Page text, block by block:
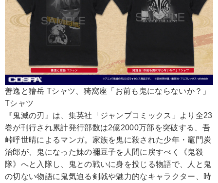
善逸と獪岳 Tシャツ、猗窩座「お前も鬼にならないか？」
Tシャツ
『鬼滅の刃』は、集英社「ジャンプコミックス」より全23
巻が刊行され累計発行部数は2億2000万部を突破する、吾
峠呼世晴によるマンガ。家族を鬼に殺された少年・竈門炭
治郎が、鬼になった妹の禰豆子を人間に戻すべく《鬼殺
隊》へと入隊し、鬼との戦いに身を投じる物語で、人と鬼
の切ない物語に鬼気迫る剣戟や魅力的なキャラクター、時